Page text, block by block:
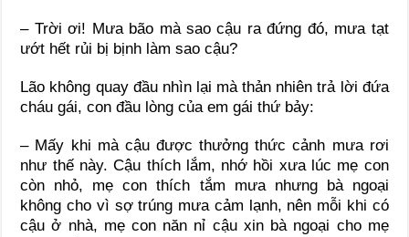
– Trời ơi! Mưa bão mà sao cậu ra đứng đó, mưa tạt
ướt hết rủi bị bịnh làm sao cậu?
Lão không quay đầu nhìn lại mà thản nhiên trả lời đứa
cháu gái, con đầu lòng của em gái thứ bảy:
– Mấy khi mà cậu được thưởng thức cảnh mưa rơi
như thế này. Cậu thích lắm, nhớ hồi xưa lúc mẹ con
còn nhỏ, mẹ con thích tắm mưa nhưng bà ngoại
không cho vì sợ trúng mưa cảm lạnh, nên mỗi khi có
cậu ở nhà, mẹ con năn nỉ cậu xin bà ngoại cho mẹ